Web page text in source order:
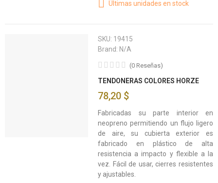
Últimas unidades en stock
SKU: 19415
Brand: N/A
(0 Reseñas)
TENDONERAS COLORES HORZE
78,20 $
Fabricadas su parte interior en
neopreno permitiendo un flujo ligero
de aire, su cubierta exterior es
fabricado en plástico de alta
resistencia a impacto y flexible a la
vez. Fácil de usar, cierres resistentes
y ajustables.